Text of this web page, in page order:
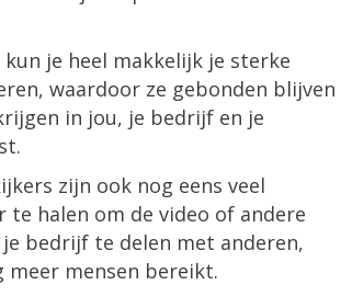
je heel makkelijk je sterke
waardoor ze gebonden blijven
in jou, je bedrijf en je
zijn ook nog eens veel
te halen om de video of andere
bedrijf te delen met anderen,
meer mensen bereikt.